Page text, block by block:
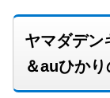
ヤマダデ
＆auひか